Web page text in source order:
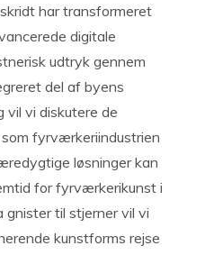
har transformeret
digitale
udtryk gennem
del af byens
vil vi diskutere de
fyrværkeriindustrien
løsninger kan
for fyrværkerikunst i
gnister til stjerner vil vi
kunstforms rejse